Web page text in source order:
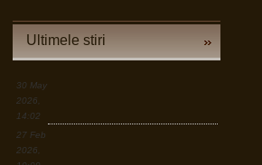
din societate, noi încă dezbatem cine e
războiul cea mai bună resursă a Europei sunt
Pârvu Florin
19 Mar 2026, 00:50
Ultimele stiri
30 May
2026,
14:02
27 Feb
2026,